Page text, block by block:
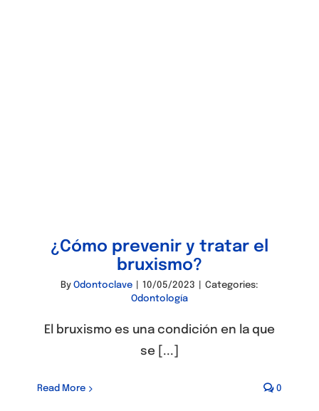
¿Cómo prevenir y tratar el
bruxismo?
By Odontoclave 10/05/2023
Categories:
Odontología
El bruxismo es una condición en la que
se [...]
Read More 0